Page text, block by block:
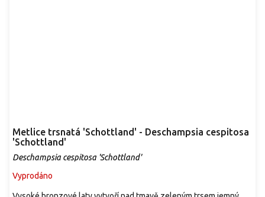
Metlice trsnatá 'Schottland' - Deschampsia cespitosa
'Schottland'
Deschampsia cespitosa 'Schottland'
Vyprodáno